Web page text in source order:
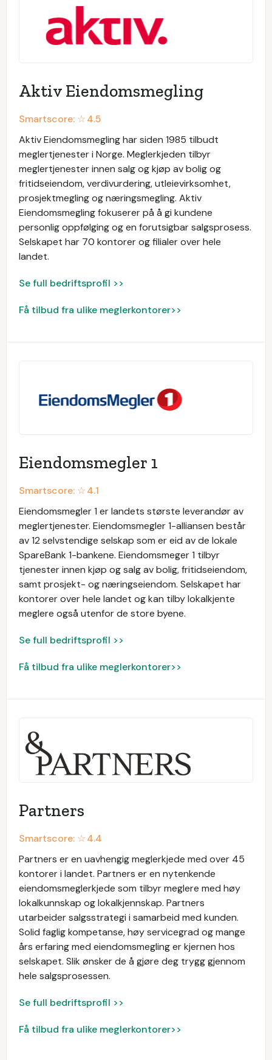
Aktiv Eiendomsmegling
Smartscore: ☆4.5
Aktiv Eiendomsmegling har siden 1985 tilbudt
meglertjenester i Norge. Meglerkjeden tilbyr
meglertjenester innen salg og kjøp av bolig og
fritidseiendom, verdivurdering, utleievirksomhet,
prosjektmegling og næringsmegling. Aktiv
Eiendomsmegling fokuserer på å gi kundene
personlig oppfølging og en forutsigbar salgsprosess.
Selskapet har 70 kontorer og filialer over hele
landet.
Se full bedriftsprofil >>
Få tilbud fra ulike meglerkontorer>>
Eiendomsmegler 1
Smartscore: ☆4.1
Eiendomsmegler 1 er landets største leverandør av
meglertjenester. Eiendomsmegler 1-alliansen består
av 12 selvstendige selskap som er eid av de lokale
SpareBank 1-bankene. Eiendomsmeger 1 tilbyr
tjenester innen kjøp og salg av bolig, fritidseiendom,
samt prosjekt- og næringseiendom. Selskapet har
kontorer over hele landet og kan tilby lokalkjente
meglere også utenfor de store byene.
Se full bedriftsprofil >>
Få tilbud fra ulike meglerkontorer>>
Partners
Smartscore: ☆4.4
Partners er en uavhengig meglerkjede med over 45
kontorer i landet. Partners er en nytenkende
eiendomsmeglerkjede som tilbyr meglere med høy
lokalkunnskap og lokalkjennskap. Partners
utarbeider salgsstrategi i samarbeid med kunden.
Solid faglig kompetanse, høy servicegrad og mange
års erfaring med eiendomsmegling er kjernen hos
selskapet. Slik ønsker de å gjøre deg trygg gjennom
hele salgsprosessen.
Se full bedriftsprofil >>
Få tilbud fra ulike meglerkontorer>>